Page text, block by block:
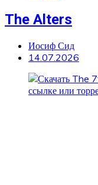
The Alters
Иосиф Сид
14.07.2026